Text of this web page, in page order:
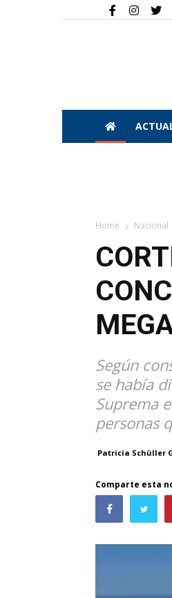
Home Nacional
Según
se había
Suprema
personas
Patricia Schüller
Comparte esta